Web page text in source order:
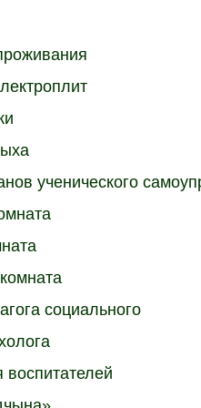
ученического
социального